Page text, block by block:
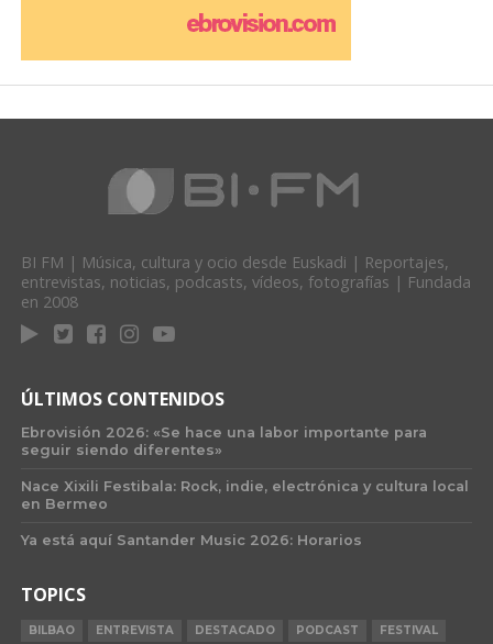
BI FM | Música, cultura y ocio desde Euskadi | Reportajes,
entrevistas, noticias, podcasts, vídeos, fotografías | Fundada
en 2008
ÚLTIMOS CONTENIDOS
Ebrovisión 2026: «Se hace una labor importante para
seguir siendo diferentes»
Nace Xixili Festibala: Rock, indie, electrónica y cultura local
en Bermeo
Ya está aquí Santander Music 2026: Horarios
TOPICS
BILBAO ENTREVISTA DESTACADO PODCAST FESTIVAL